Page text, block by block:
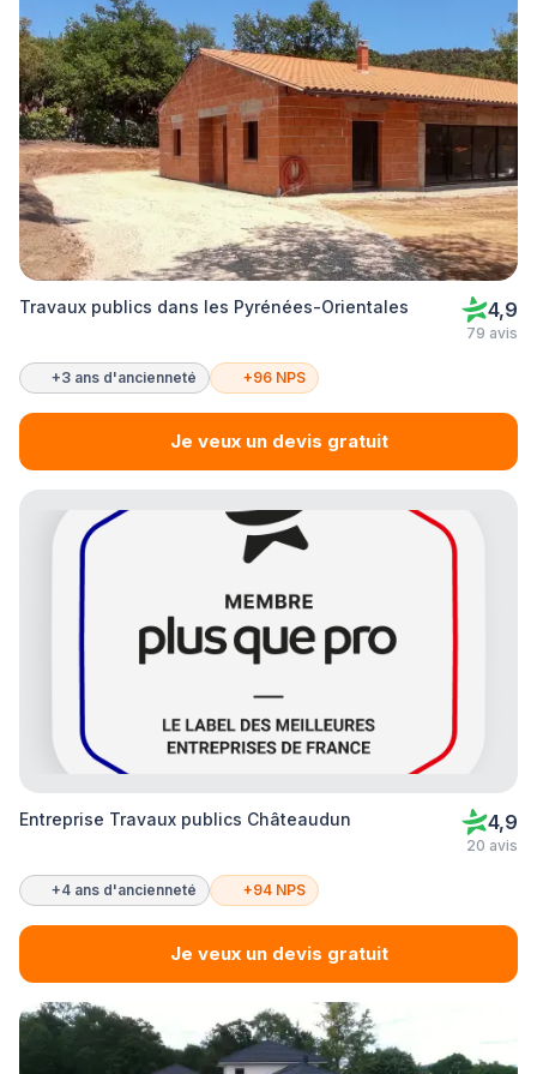
Travaux publics dans les Pyrénées-Orientales 4,9
79 avis
+3 ans d'ancienneté +96 NPS
Je veux un devis gratuit
Entreprise Travaux publics Châteaudun 4,9
20 avis
+4 ans d'ancienneté +94 NPS
Je veux un devis gratuit